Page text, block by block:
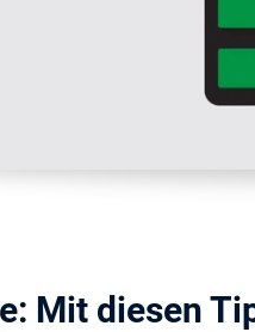
Mit diesen